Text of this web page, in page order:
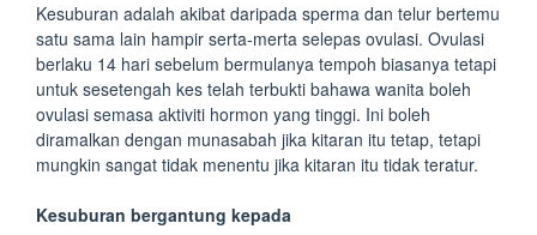
Kesuburan adalah akibat daripada sperma dan telur bertemu
satu sama lain hampir serta-merta selepas ovulasi. Ovulasi
berlaku 14 hari sebelum bermulanya tempoh biasanya tetapi
untuk sesetengah kes telah terbukti bahawa wanita boleh
ovulasi semasa aktiviti hormon yang tinggi. Ini boleh
diramalkan dengan munasabah jika kitaran itu tetap, tetapi
mungkin sangat tidak menentu jika kitaran itu tidak teratur.
Kesuburan bergantung kepada